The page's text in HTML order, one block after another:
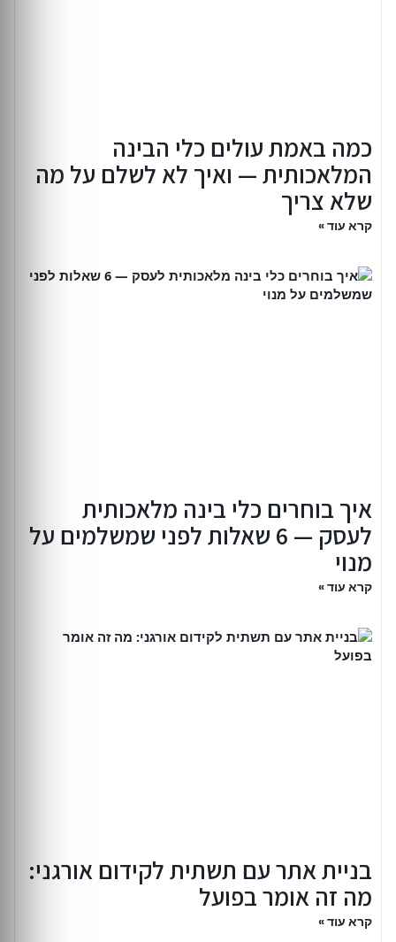
כמה באמת עולים כלי הבינה
המלאכותית — ואיך לא לשלם על מה
שלא צריך
קרא עוד »
איך בוחרים כלי בינה מלאכותית
לעסק — 6 שאלות לפני שמשלמים על
מנוי
קרא עוד »
בניית אתר עם תשתית לקידום אורגני:
מה זה אומר בפועל
קרא עוד »